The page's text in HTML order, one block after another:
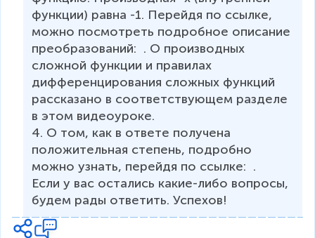
функции) равна -1. Перейдя по ссылке,
можно посмотреть подробное описание
преобразований:  . О производных
сложной функции и правилах
дифференцирования сложных функций
рассказано в соответствующем разделе
в этом видеоуроке.
4. О том, как в ответе получена
положительная степень, подробно
можно узнать, перейдя по ссылке:  .
Если у вас остались какие-либо вопросы,
будем рады ответить. Успехов!